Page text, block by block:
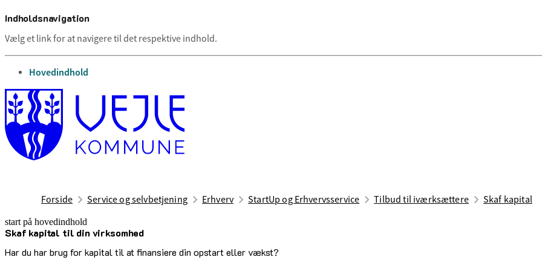
Indholdsnavigation
Vælg et link for at navigere til det respektive indhold.
gå til
Hovedindhold
Forside Service og selvbetjening Erhverv StartUp og Erhvervsservice Tilbud til iværksættere Skaf kapital
start på hovedindhold
Skaf kapital til din virksomhed
Har du har brug for kapital til at finansiere din opstart eller vækst?
senest opdateret 9. januar 2026